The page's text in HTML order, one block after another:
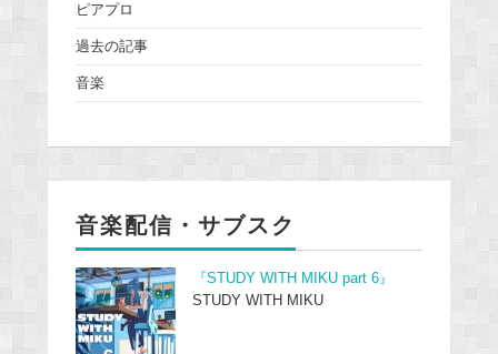
ピアプロ
過去の記事
音楽
音楽配信・サブスク
『STUDY WITH MIKU part 6』
STUDY WITH MIKU